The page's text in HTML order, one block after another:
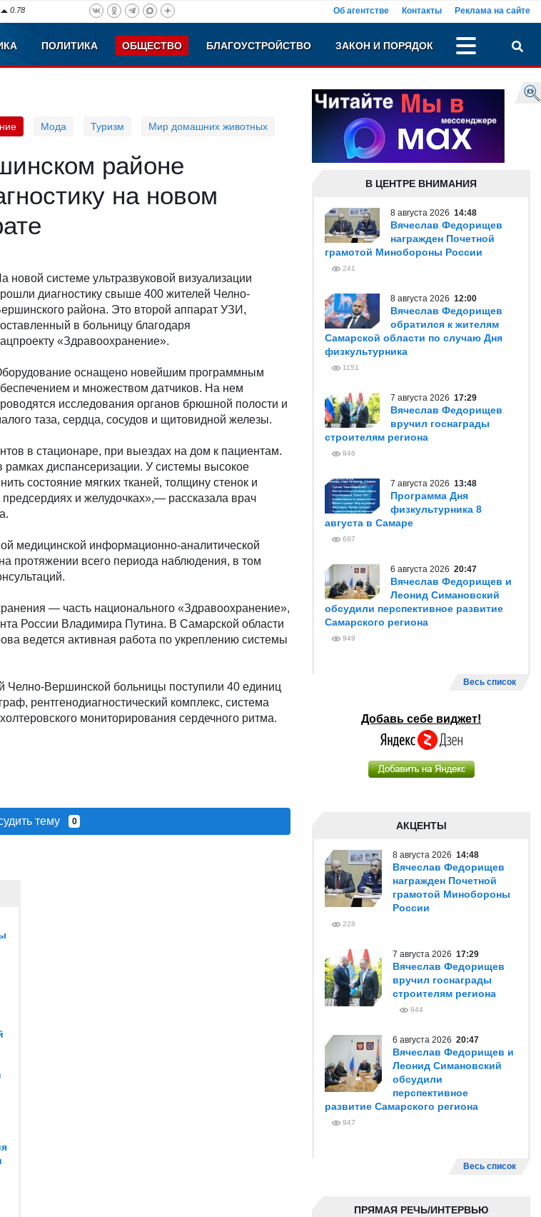
0.78 Об агентстве Контакты Реклама на сайте
ПОЛИТИКА ОБЩЕСТВО БЛАГОУСТРОЙСТВО ЗАКОН И ПОРЯДОК
Мода Туризм Мир домашних животных
районе
на новом
новой системе ультразвуковой визуализации
диагностику свыше 400 жителей Челно-
района. Это второй аппарат УЗИ,
в больницу благодаря
«Здравоохранение».
оснащено новейшим программным
и множеством датчиков. На нем
исследования органов брюшной полости и
таза, сердца, сосудов и щитовидной железы.
в стационаре, при выездах на дом к пациентам.
диспансеризации. У системы высокое
состояние мягких тканей, толщину стенок и
и желудочках»,— рассказала врач
медицинской информационно-аналитической
протяжении всего периода наблюдения, в том
— часть национального «Здравоохранение»,
России Владимира Путина. В Самарской области
ведется активная работа по укреплению системы
Челно-Вершинской больницы поступили 40 единиц
рентгенодиагностический комплекс, система
мониторирования сердечного ритма.
тему 0
В ЦЕНТРЕ ВНИМАНИЯ
8 августа 2026 14:48
Вячеслав Федорищев
награжден Почетной
грамотой Минобороны России
241
8 августа 2026 12:00
Вячеслав Федорищев
обратился к жителям
Самарской области по случаю Дня
физкультурника
1151
7 августа 2026 17:29
Вячеслав Федорищев
вручил госнаграды
строителям региона
846
7 августа 2026 13:48
Программа Дня
физкультурника 8
августа в Самаре
697
6 августа 2026 20:47
Вячеслав Федорищев и
Леонид Симановский
обсудили перспективное развитие
Самарского региона
949
Весь список
Добавь себе виджет!
АКЦЕНТЫ
8 августа 2026 14:48
Вячеслав Федорищев
награжден Почетной
грамотой Минобороны
России
228
7 августа 2026 17:29
Вячеслав Федорищев
вручил госнаграды
строителям региона
844
6 августа 2026 20:47
Вячеслав Федорищев и
Леонид Симановский
обсудили
перспективное
развитие Самарского региона
947
Весь список
ПРЯМАЯ РЕЧЬ/ИНТЕРВЬЮ